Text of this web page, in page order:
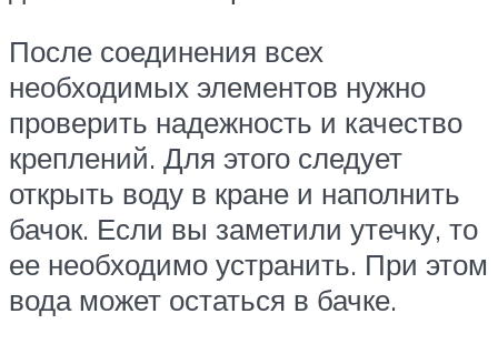
После соединения всех
необходимых элементов нужно
проверить надежность и качество
креплений. Для этого следует
открыть воду в кране и наполнить
бачок. Если вы заметили утечку, то
ее необходимо устранить. При этом
вода может остаться в бачке.